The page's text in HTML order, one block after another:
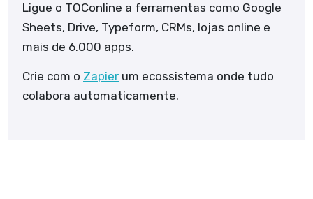
Ligue o TOConline a ferramentas como Google
Sheets, Drive, Typeform, CRMs, lojas online e
mais de 6.000 apps.
Crie com o Zapier um ecossistema onde tudo
colabora automaticamente.